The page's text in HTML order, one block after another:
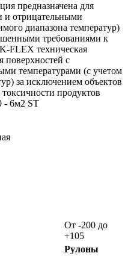
предназначена для
и отрицательными
диапазона температур)
требованиями к
FLEX техническая
поверхностей с
температурами (с учетом
за исключением объектов
продуктов
- 6м2 ST
От -200 до
+105
Рулоны